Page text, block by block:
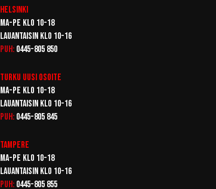
Helsinki
Ma-pe klo 10-18
Lauantaisin klo 10-16
Puh: 0445-805 850
Turku Uusi osoite
Ma-pe klo 10-18
Lauantaisin klo 10-16
Puh: 0445-805 845
Tampere
Ma-pe klo 10-18
Lauantaisin klo 10-16
Puh: 0445-805 855